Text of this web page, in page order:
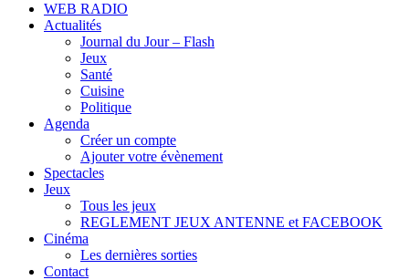
WEB RADIO
Actualités
Journal du Jour – Flash
Jeux
Santé
Cuisine
Politique
Agenda
Créer un compte
Ajouter votre évènement
Spectacles
Jeux
Tous les jeux
REGLEMENT JEUX ANTENNE et FACEBOOK
Cinéma
Les dernières sorties
Contact